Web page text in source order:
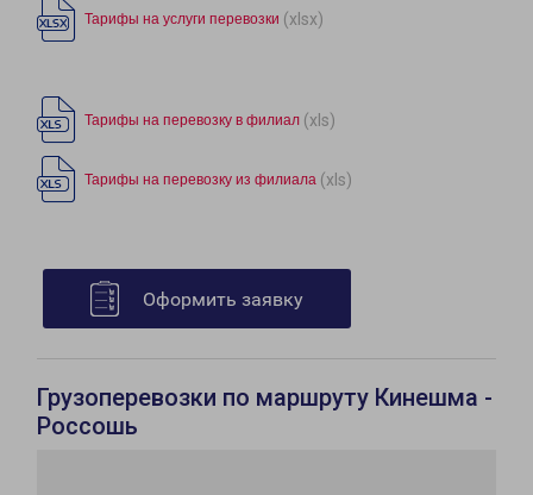
Тарифы на услуги перевозки (xlsx)
Тарифы на перевозку в филиал (xls)
Тарифы на перевозку из филиала (xls)
Оформить заявку
Грузоперевозки по маршруту Кинешма -
Россошь